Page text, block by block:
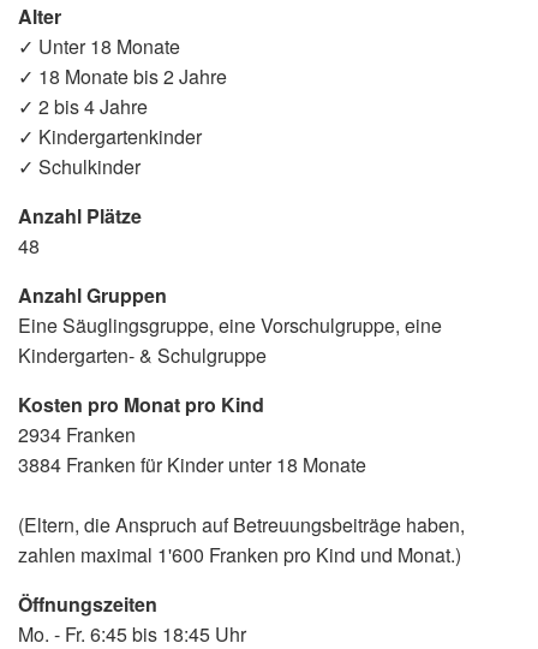
Alter
✓ Unter 18 Monate
✓ 18 Monate bis 2 Jahre
✓ 2 bis 4 Jahre
✓ Kindergartenkinder
✓ Schulkinder
Anzahl Plätze
48
Anzahl Gruppen
Eine Säuglingsgruppe, eine Vorschulgruppe, eine
Kindergarten- & Schulgruppe
Kosten pro Monat pro Kind
2934 Franken
3884 Franken für Kinder unter 18 Monate
(Eltern, die Anspruch auf Betreuungsbeiträge haben,
zahlen maximal 1'600 Franken pro Kind und Monat.)
Öffnungszeiten
Mo. - Fr. 6:45 bis 18:45 Uhr